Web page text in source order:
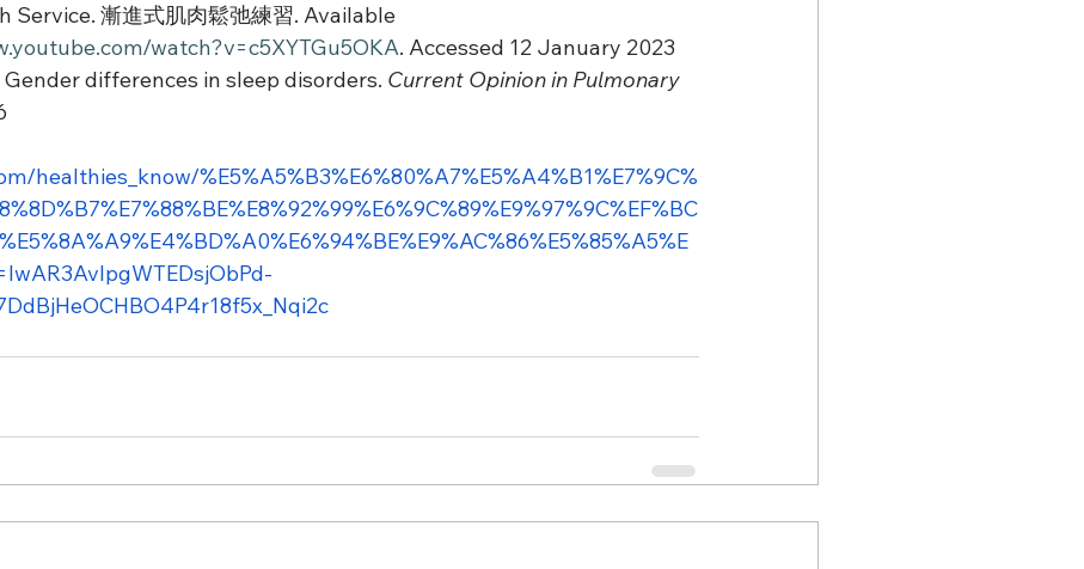
Service. 漸進式肌肉鬆弛練習. Available
watch?v=c5XYTGu5OKA. Accessed 12 January 2023
differences in sleep disorders. Current Opinion in Pulmonary
healthies_know/%E5%A5%B3%E6%80%A7%E5%A4%B1%E7%9C%